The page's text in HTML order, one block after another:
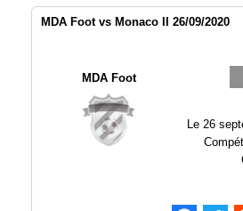
MDA Foot vs Monaco II 26/09/2020
MDA Foot
Le 26